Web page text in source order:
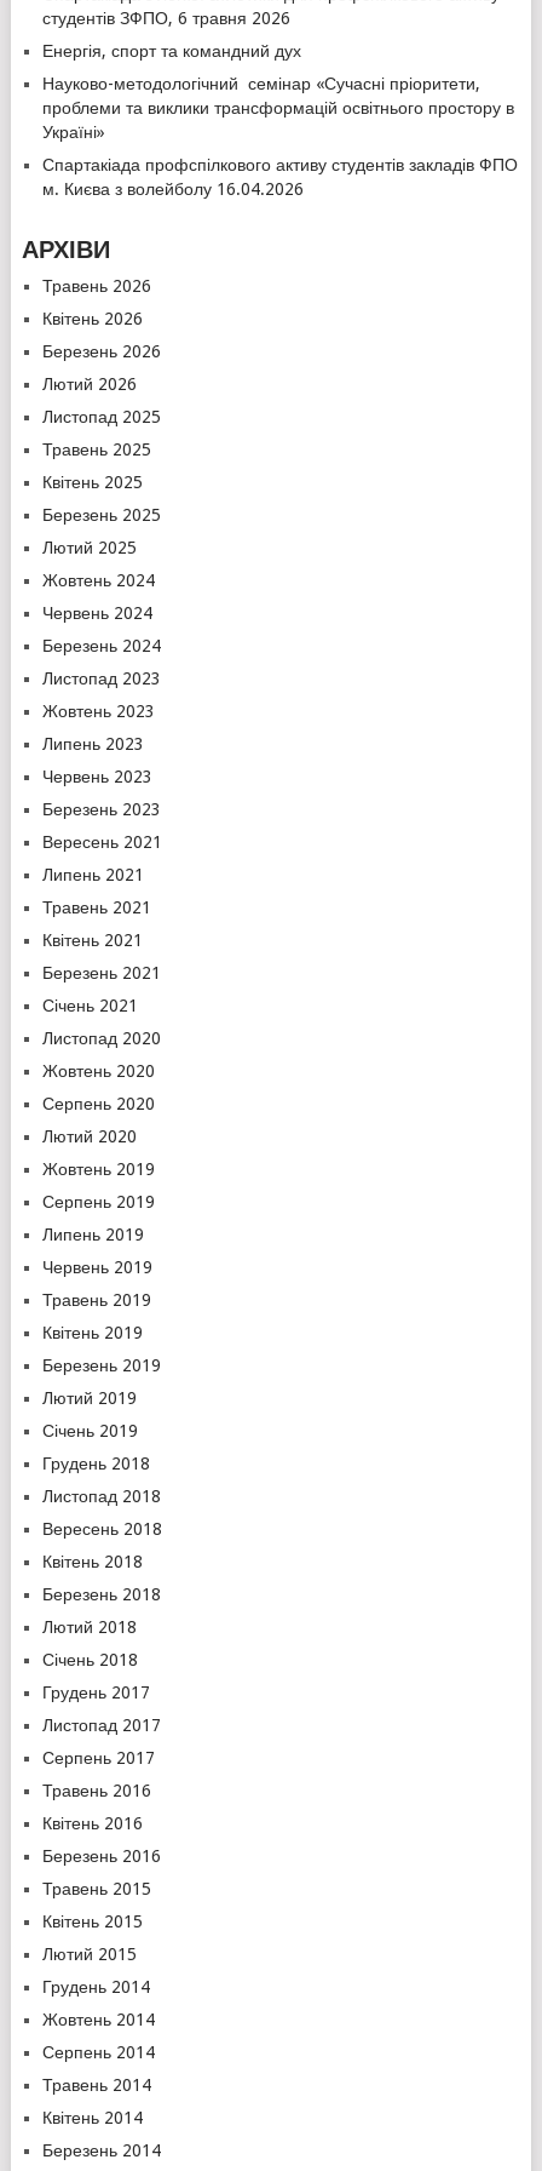
студентів ЗФПО, 6 травня 2026
Енергія, спорт та командний дух
Науково-методологічний семінар «Сучасні пріоритети,
проблеми та виклики трансформацій освітнього простору в
Україні»
Спартакіада профспілкового активу студентів закладів ФПО
м. Києва з волейболу 16.04.2026
АРХІВИ
Травень 2026
Квітень 2026
Березень 2026
Лютий 2026
Листопад 2025
Травень 2025
Квітень 2025
Березень 2025
Лютий 2025
Жовтень 2024
Червень 2024
Березень 2024
Листопад 2023
Жовтень 2023
Липень 2023
Червень 2023
Березень 2023
Вересень 2021
Липень 2021
Травень 2021
Квітень 2021
Березень 2021
Січень 2021
Листопад 2020
Жовтень 2020
Серпень 2020
Лютий 2020
Жовтень 2019
Серпень 2019
Липень 2019
Червень 2019
Травень 2019
Квітень 2019
Березень 2019
Лютий 2019
Січень 2019
Грудень 2018
Листопад 2018
Вересень 2018
Квітень 2018
Березень 2018
Лютий 2018
Січень 2018
Грудень 2017
Листопад 2017
Серпень 2017
Травень 2016
Квітень 2016
Березень 2016
Травень 2015
Квітень 2015
Лютий 2015
Грудень 2014
Жовтень 2014
Серпень 2014
Травень 2014
Квітень 2014
Березень 2014